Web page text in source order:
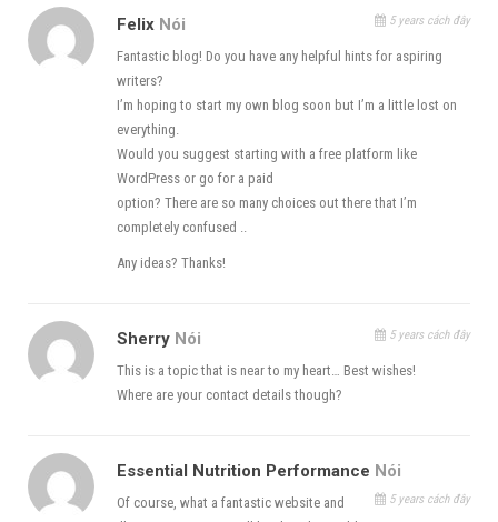
Nhập tài khoản để chạy dịch vụ
Felix Nói 5 years cách đây
Fantastic blog! Do you have any helpful hints for aspiring
writers?
I’m hoping to start my own blog soon but I’m a little lost on
everything.
Would you suggest starting with a free platform like
WordPress or go for a paid
option? There are so many choices out there that I’m
completely confused ..
Any ideas? Thanks!
Sherry Nói 5 years cách đây
This is a topic that is near to my heart… Best wishes!
Where are your contact details though?
Essential Nutrition Performance Nói
5 years cách đây
Of course, what a fantastic website and